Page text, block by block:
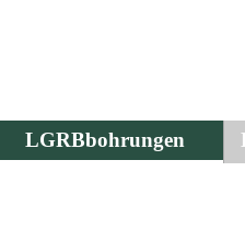
LGRBbohrungen